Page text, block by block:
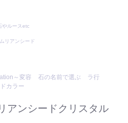
やルースetc
リアンシード
～変容 石の名前で選ぶ
ラ行
カラー
アンシードクリスタル